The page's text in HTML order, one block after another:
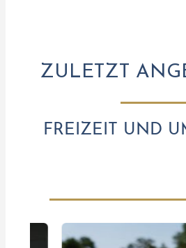
ZULETZT
FREIZEIT UND